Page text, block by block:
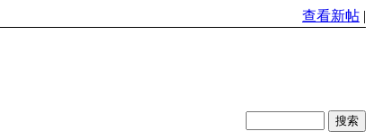
查看新帖 |